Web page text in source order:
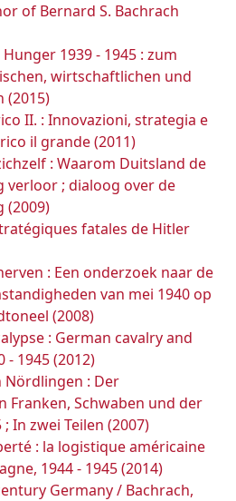
of Bernard S. Bachrach
1939 - 1945 : zum
wirtschaftlichen und
(2015)
II. : Innovazioni, strategia e
il grande (2011)
: Waarom Duitsland de
verloor ; dialoog over de
(2009)
fatales de Hitler
: Een onderzoek naar de
van mei 1940 op
(2008)
: German cavalry and
1945 (2012)
Nördlingen : Der
Franken, Schwaben und der
In zwei Teilen (2007)
: la logistique américaine
1944 - 1945 (2014)
Germany / Bachrach,